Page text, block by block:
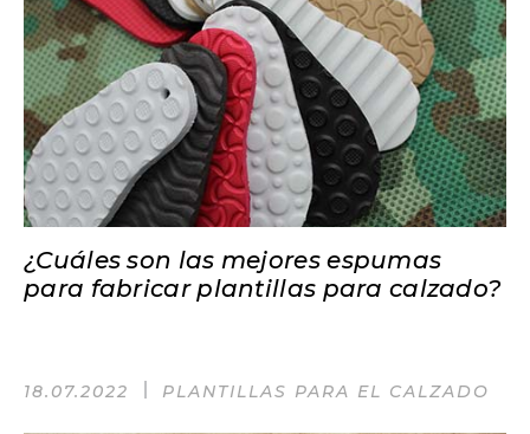
¿Cuáles son las mejores espumas
para fabricar plantillas para calzado?
18.07.2022 PLANTILLAS PARA EL CALZADO